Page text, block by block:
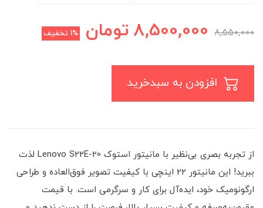
8,550,000
8,500,000 تومان 1% تخفیف
از تجربه بصری بی‌نظیر با مانیتور استوک Lenovo S22E-20 لذت
ببرید! این مانیتور 22 اینچی با کیفیت تصویر فوق‌العاده و طراحی
ارگونومیک خود، ایده‌آل برای کار و سرگرمی است. با قیمت